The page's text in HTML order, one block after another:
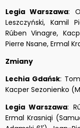
Legia Warszawa:
Leszczyński, Kamil
Rúben Vinagre,
Pierre Nsane, Ermal
Zmiany
Lechia Gdańsk:
Kacper Sezonienko
Legia Warszawa:
Ermal Krasniqi